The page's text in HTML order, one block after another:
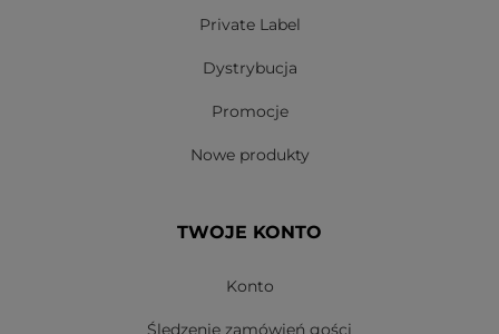
Private Label
Dystrybucja
Promocje
Nowe produkty
TWOJE KONTO
Konto
Śledzenie zamówień gości